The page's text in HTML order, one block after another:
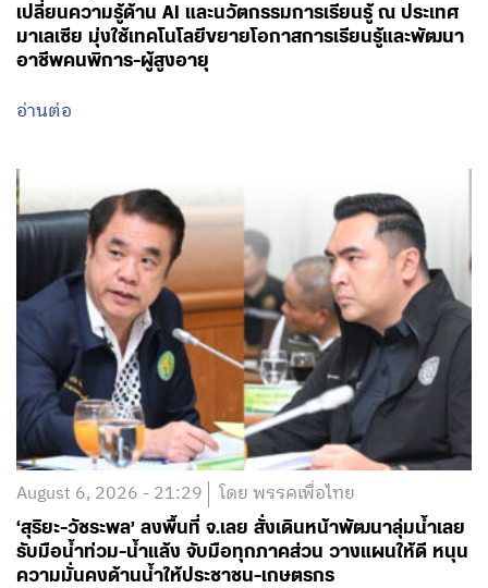
เปลี่ยนความรู้ด้าน AI และนวัตกรรมการเรียนรู้ ณ ประเทศ
มาเลเซีย มุ่งใช้เทคโนโลยีขยายโอกาสการเรียนรู้และพัฒนา
อาชีพคนพิการ-ผู้สูงอายุ
อ่านต่อ
August 6, 2026 - 21:29 โดย พรรคเพื่อไทย
‘สุริยะ-วัชระพล’ ลงพื้นที่ จ.เลย สั่งเดินหน้าพัฒนาลุ่มน้ำเลย
รับมือน้ำท่วม-น้ำแล้ง จับมือทุกภาคส่วน วางแผนให้ดี หนุน
ความมั่นคงด้านน้ำให้ประชาชน-เกษตรกร